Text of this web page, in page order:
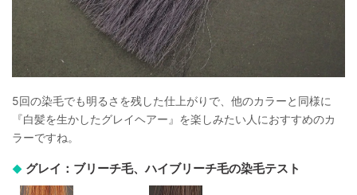
5回の染毛でも明るさを残した仕上がりで、他のカラーと同様に
『白髪を生かしたグレイヘアー』を楽しみたい人におすすめのカ
ラーですね。
グレイ：ブリーチ毛、ハイブリーチ毛の染毛テスト